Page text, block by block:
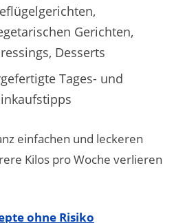
Gerichten,
Desserts
Tages- und
einfachen und leckeren
Kilos pro Woche verlieren
ohne Risiko